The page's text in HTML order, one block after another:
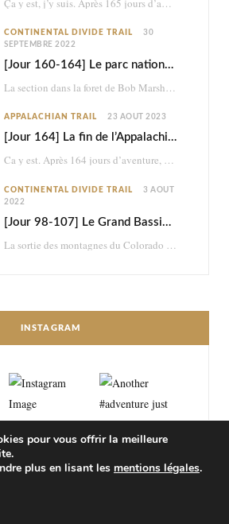
Ça y est, j’y suis. Après 165 jours d’aventure et 2870km à pied, je touche…
CONTINENTAL DIVIDE TRAIL
30
SEPTEMBRE 2022
[Jour 160-164] Le parc national des Glaciers
La section dans la foret de Bob Marshall était très belle, mais ce n’était à…
APPALACHIAN TRAIL 23 AOÛT 2023
[Jour 164] La fin de l’Appalachian Trail
Ca y est. Après 164 jours d’aventure, je termine les 2198,4 miles (3517km) de l’Appalachian…
CONTINENTAL DIVIDE TRAIL
3 AOÛT
2022
[Jour 98-107] Le Grand Bassin : brutal et psychédélique retour dans le désert
La sortie des montagnes du Colorado me mène dans le désert du Wyoming. En à…
INSTAGRAM
pour vous offrir la meilleure
plus en lisant les mentions légales.